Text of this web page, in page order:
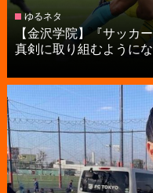
ゆるネタ
【金沢学院】『サッカ
真剣に取り組むように